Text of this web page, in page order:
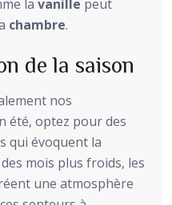
la vanille peut
chambre.
de la saison
nos
été, optez pour des
qui évoquent la
mois plus froids, les
une atmosphère